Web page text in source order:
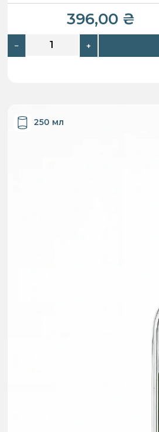
396,00 ₴
− +
250 мл